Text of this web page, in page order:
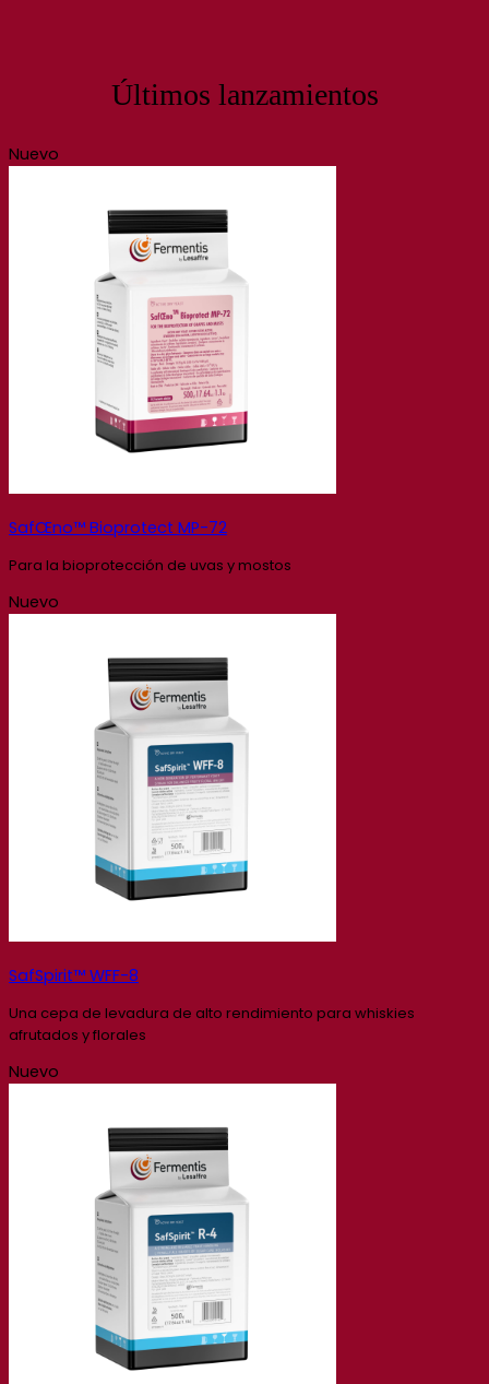
Últimos lanzamientos
Nuevo
SafŒno™ Bioprotect MP-72
Para la bioprotección de uvas y mostos
Nuevo
SafSpirit™ WFF-8
Una cepa de levadura de alto rendimiento para whiskies
afrutados y florales
Nuevo